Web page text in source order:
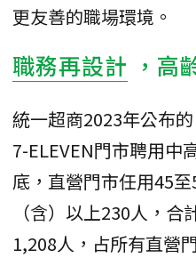
更友善的職場環境。
職務再設計 ，高
統一超商2023年公布
7-ELEVEN門市聘用中
底，直營門市任用45
（含）以上230人，
1,208人，占所有直營